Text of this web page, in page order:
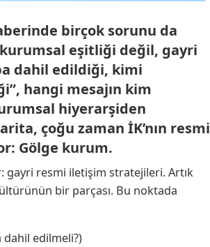
birçok sorunu da
eşitliği değil, gayri
dahil edildiği, kimi
hangi mesajın kim
hiyerarşiden
çoğu zaman İK’nın resmi
Gölge kurum.
gayri resmi iletişim stratejileri. Artık
bir parçası. Bu noktada
dahil edilmeli?)